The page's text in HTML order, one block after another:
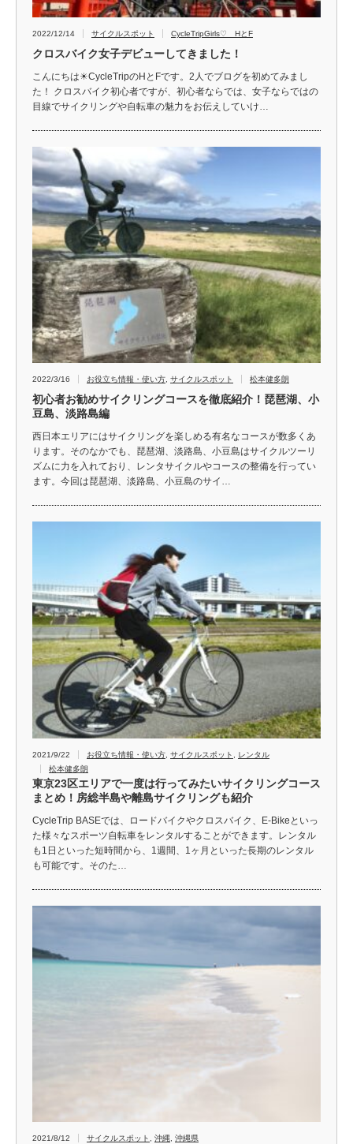
2022/12/14 サイクルスポット CycleTripGirls♡ HとF
クロスバイク女子デビューしてきました！
こんにちは☀CycleTripのHとFです。2人でブログを初めてみまし
た！ クロスバイク初心者ですが、初心者ならでは、女子ならではの
目線でサイクリングや自転車の魅力をお伝えしていけ…
2022/3/16 お役立ち情報・使い方 サイクルスポット 松本健多朗
初心者お勧めサイクリングコースを徹底紹介！琵琶湖、小
豆島、淡路島編
西日本エリアにはサイクリングを楽しめる有名なコースが数多くあ
ります。そのなかでも、琵琶湖、淡路島、小豆島はサイクルツーリ
ズムに力を入れており、レンタサイクルやコースの整備を行ってい
ます。今回は琵琶湖、淡路島、小豆島のサイ…
2021/9/22 お役立ち情報・使い方 サイクルスポット
レンタル
松本健多朗
東京23区エリアで一度は行ってみたいサイクリングコース
まとめ！房総半島や離島サイクリングも紹介
CycleTrip BASEでは、ロードバイクやクロスバイク、E-Bikeといっ
た様々なスポーツ自転車をレンタルすることができます。レンタル
も1日といった短時間から、1週間、1ヶ月といった長期のレンタル
も可能です。そのた…
2021/8/12 サイクルスポット 沖縄
沖縄県